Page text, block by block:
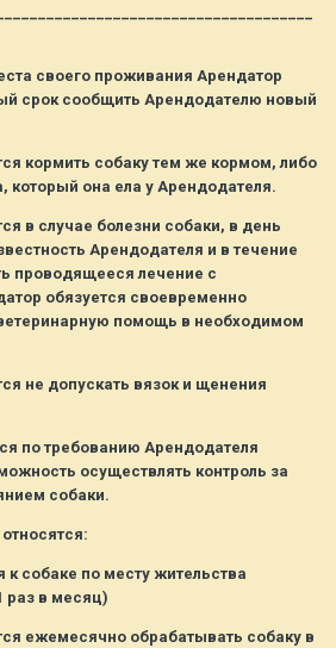
своего проживания Арендатор
срок сообщить Арендодателю новый
кормить собаку тем же кормом, либо
который она ела у Арендодателя.
в случае болезни собаки, в день
Арендодателя и в течение
проводящееся лечение с
обязуется своевременно
помощь в необходимом
не допускать вязок и щенения
по требованию Арендодателя
осуществлять контроль за
собаки.
собаке по месту жительства
раз в месяц)
ежемесячно обрабатывать собаку в